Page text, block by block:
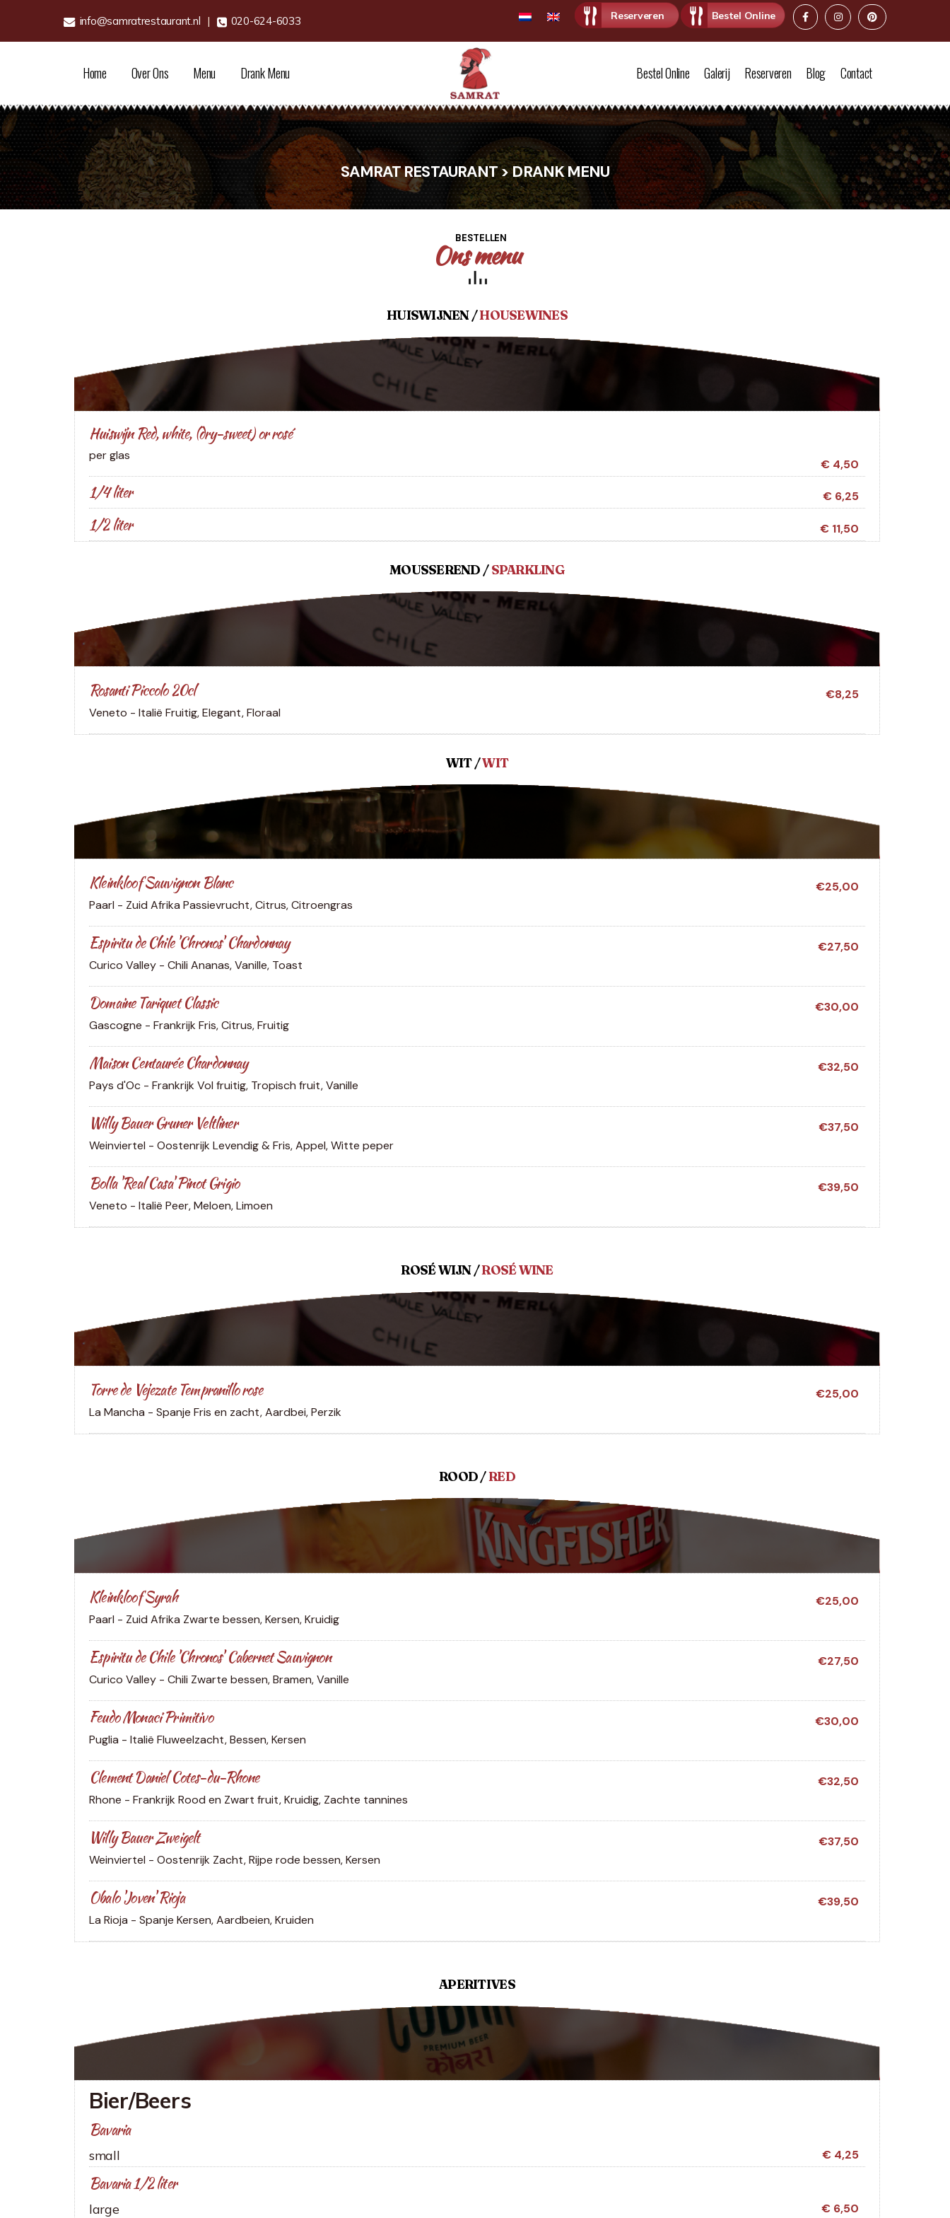
info@samratrestaurant.nl | 020-624-6033 Reserveren Bestel Online
Home Over Ons Menu Drank Menu
Samrat
Indian
Restaurant
Bestel Online Galerij Reserveren Blog Contact
SAMRAT RESTAURANT > DRANK MENU
BESTELLEN
Ons menu
HUISWIJNEN /HOUSEWINES
Huiswijn Red, white, (dry-sweet) or rosé
per glas
€ 4,50
1/4 liter € 6,25
1/2 liter € 11,50
MOUSSEREND /SPARKLING
Rosanti Piccolo 20cl
€8,25
Veneto - Italië Fruitig, Elegant, Floraal
WIT /WIT
Kleinkloof Sauvignon Blanc
€25,00
Paarl - Zuid Afrika Passievrucht, Citrus, Citroengras
Espiritu de Chile 'Chronos' Chardonnay
€27,50
Curico Valley - Chili Ananas, Vanille, Toast
Domaine Tariquet Classic
€30,00
Gascogne - Frankrijk Fris, Citrus, Fruitig
Maison Centaurée Chardonnay
€32,50
Pays d'Oc - Frankrijk Vol fruitig, Tropisch fruit, Vanille
Willy Bauer Gruner Veltliner
€37,50
Weinviertel - Oostenrijk Levendig & Fris, Appel, Witte peper
Bolla 'Real Casa' Pinot Grigio
€39,50
Veneto - Italië Peer, Meloen, Limoen
ROSÉ WIJN /ROSÉ WINE
Torre de Vejezate Tempranillo rose
€25,00
La Mancha - Spanje Fris en zacht, Aardbei, Perzik
ROOD /RED
Kleinkloof Syrah
€25,00
Paarl - Zuid Afrika Zwarte bessen, Kersen, Kruidig
Espiritu de Chile 'Chronos' Cabernet Sauvignon
€27,50
Curico Valley - Chili Zwarte bessen, Bramen, Vanille
Feudo Monaci Primitivo
€30,00
Puglia - Italië Fluweelzacht, Bessen, Kersen
Clement Daniel Cotes-du-Rhone
€32,50
Rhone - Frankrijk Rood en Zwart fruit, Kruidig, Zachte tannines
Willy Bauer Zweigelt
€37,50
Weinviertel - Oostenrijk Zacht, Rijpe rode bessen, Kersen
Obalo 'Joven' Rioja
€39,50
La Rioja - Spanje Kersen, Aardbeien, Kruiden
APERITIVES
Bier/Beers
Bavaria
small € 4,25
Bavaria 1/2 liter
large € 6,50